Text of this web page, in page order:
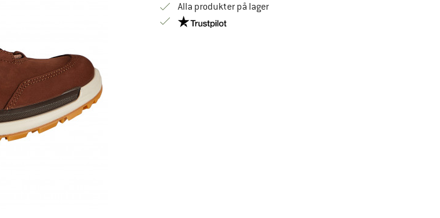
Alla produkter på lager
Trust Pilot-garanti - hitta all information här!